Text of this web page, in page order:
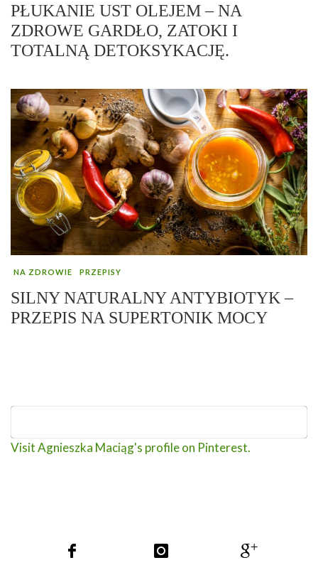
PŁUKANIE UST OLEJEM – NA
ZDROWE GARDŁO, ZATOKI I
TOTALNĄ DETOKSYKACJĘ.
NA ZDROWIE PRZEPISY
SILNY NATURALNY ANTYBIOTYK –
PRZEPIS NA SUPERTONIK MOCY
Visit Agnieszka Maciąg's profile on Pinterest.